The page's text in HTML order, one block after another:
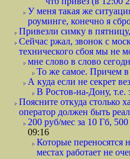
У меня такая же
роуминге, конечно я
Привезли симку в
Сейчас ржал, звонок с
технического сбоя мы не
мне слово в слово
То же самое. Причем в
А куда если не секрет
В Ростов-на-Дону,
Поясните откуда столько
оператор должен быть
200 руб/мес за 10 Гб,
09:16
Которые переносятся
местах работает не